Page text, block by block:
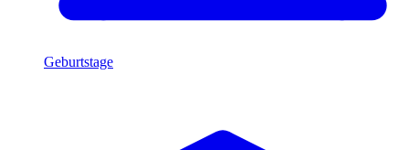
Geburtstage